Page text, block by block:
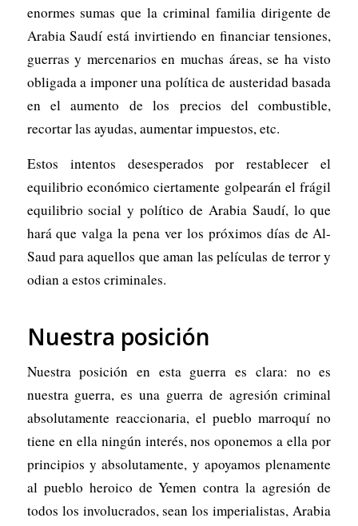
enormes sumas que la criminal familia dirigente de
Arabia Saudí está invirtiendo en financiar tensiones,
guerras y mercenarios en muchas áreas, se ha visto
obligada a imponer una política de austeridad basada
en el aumento de los precios del combustible,
recortar las ayudas, aumentar impuestos, etc.
Estos intentos desesperados por restablecer el
equilibrio económico ciertamente golpearán el frágil
equilibrio social y político de Arabia Saudí, lo que
hará que valga la pena ver los próximos días de Al-
Saud para aquellos que aman las películas de terror y
odian a estos criminales.
Nuestra posición
Nuestra posición en esta guerra es clara: no es
nuestra guerra, es una guerra de agresión criminal
absolutamente reaccionaria, el pueblo marroquí no
tiene en ella ningún interés, nos oponemos a ella por
principios y absolutamente, y apoyamos plenamente
al pueblo heroico de Yemen contra la agresión de
todos los involucrados, sean los imperialistas, Arabia